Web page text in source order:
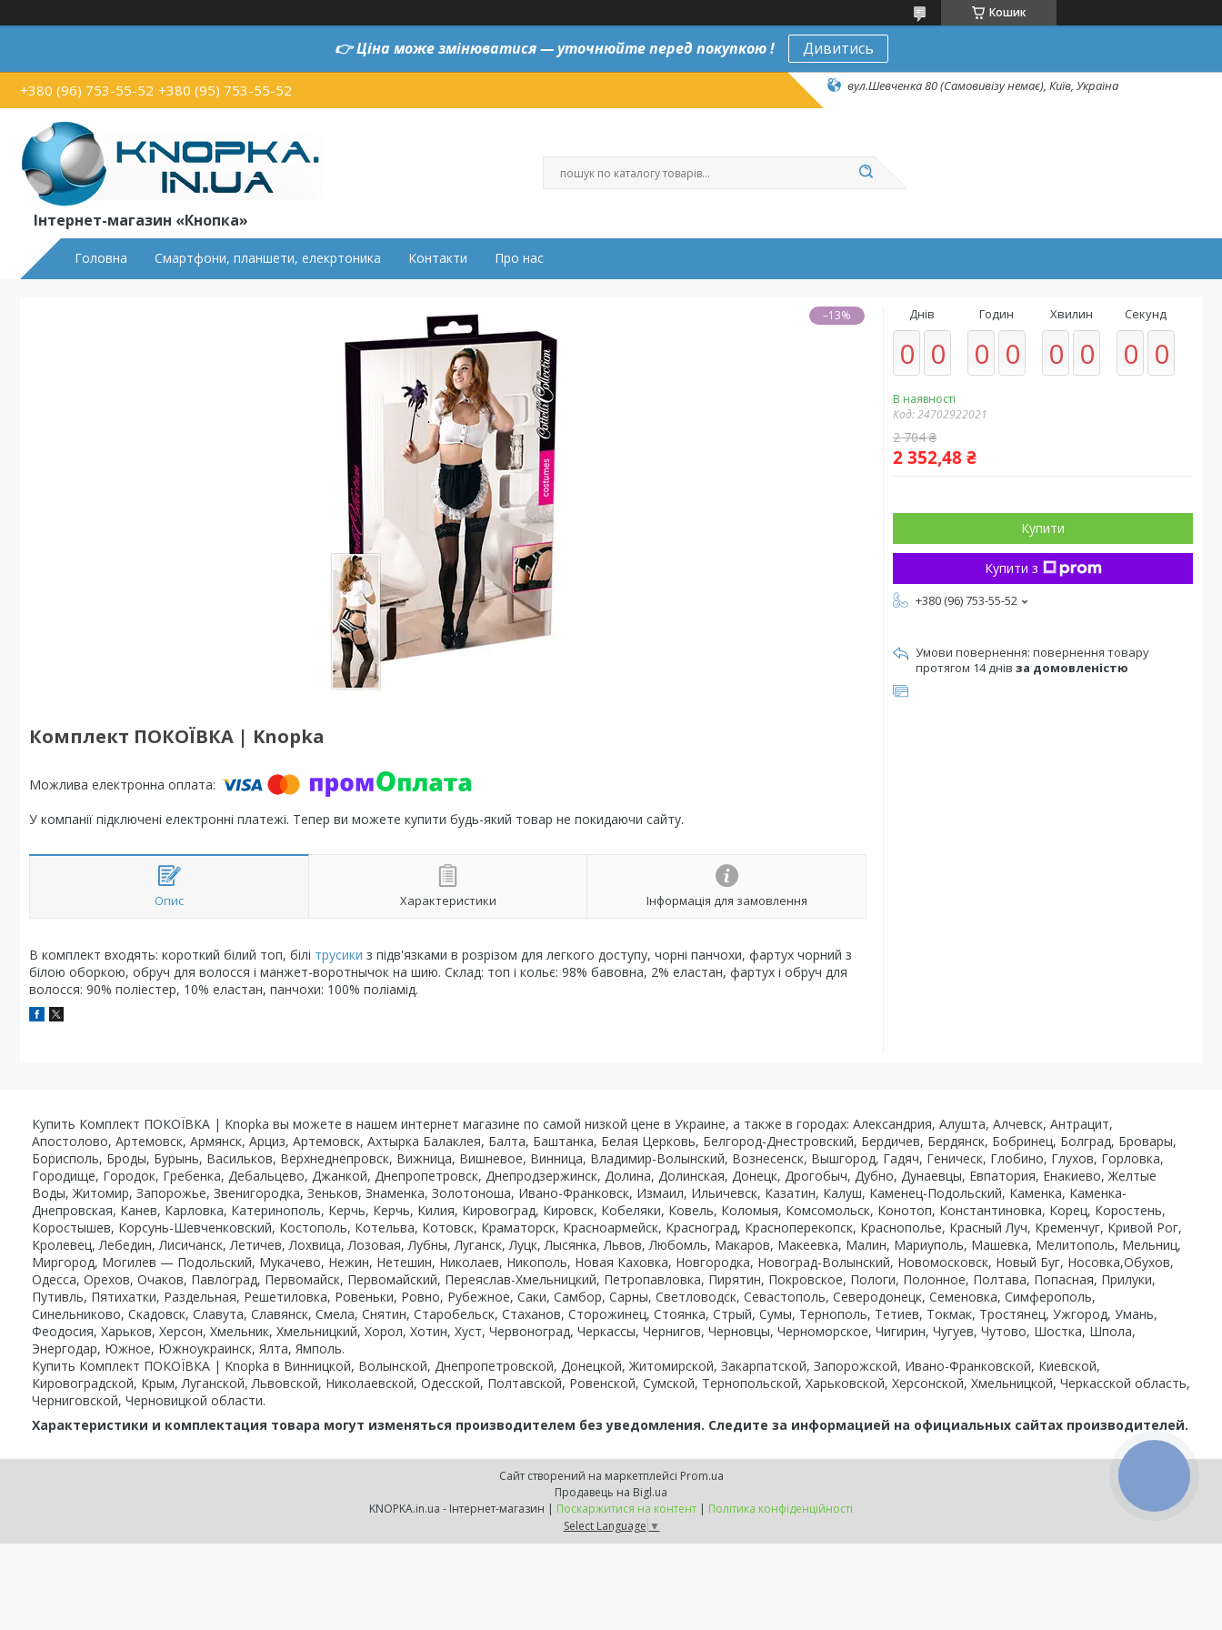
Кошик
👉Ціна може змінюватися — уточнюйте перед покупкою ! Дивитись
+380 (96) 753-55-52 +380 (95) 753-55-52 вул.Шевченка 80 (Самовивізу немає), Київ, Україна
Інтернет-магазин «Кнопка»
Головна Смартфони, планшети, елекртоника Контакти Про нас
–13%
Комплект ПОКОЇВКА | Knopka
У компанії підключені електронні платежі. Тепер ви можете купити будь-який товар не покидаючи сайту.
Опис Характеристики Інформація для замовлення
В комплект входять: короткий білий топ, білі трусики з підв'язками в розрізом для легкого доступу, чорні панчохи, фартух чорний з
білою оборкою, обруч для волосся і манжет-воротнычок на шию. Склад: топ і кольє: 98% бавовна, 2% еластан, фартух і обруч для
волосся: 90% поліестер, 10% еластан, панчохи: 100% поліамід.
Днів
0 0
Годин
0 0
Хвилин
0 0
Секунд
0 0
В наявності
Код:24702922021
2 704 ₴
2 352,48 ₴
Купити
Купити з
+380 (96) 753-55-52
повернення товару
протягом 14 днів за домовленістю
Купить Комплект ПОКОЇВКА | Knopka вы можете в нашем интернет магазине по самой низкой цене в Украине, а также в городах: Александрия, Алушта, Алчевск, Антрацит,
Апостолово, Артемовск, Армянск, Арциз, Артемовск, Ахтырка Балаклея, Балта, Баштанка, Белая Церковь, Белгород-Днестровский, Бердичев, Бердянск, Бобринец, Болград, Бровары,
Борисполь, Броды, Бурынь, Васильков, Верхнеднепровск, Вижница, Вишневое, Винница, Владимир-Волынский, Вознесенск, Вышгород, Гадяч, Геническ, Глобино, Глухов, Горловка,
Городище, Городок, Гребенка, Дебальцево, Джанкой, Днепропетровск, Днепродзержинск, Долина, Долинская, Донецк, Дрогобыч, Дубно, Дунаевцы, Евпатория, Енакиево, Желтые
Воды, Житомир, Запорожье, Звенигородка, Зеньков, Знаменка, Золотоноша, Ивано-Франковск, Измаил, Ильичевск, Казатин, Калуш, Каменец-Подольский, Каменка, Каменка-
Днепровская, Канев, Карловка, Катеринополь, Керчь, Керчь, Килия, Кировоград, Кировск, Кобеляки, Ковель, Коломыя, Комсомольск, Конотоп, Константиновка, Корец, Коростень,
Коростышев, Корсунь-Шевченковский, Костополь, Котельва, Котовск, Краматорск, Красноармейск, Красноград, Красноперекопск, Краснополье, Красный Луч, Кременчуг, Кривой Рог,
Кролевец, Лебедин, Лисичанск, Летичев, Лохвица, Лозовая, Лубны, Луганск, Луцк, Лысянка, Львов, Любомль, Макаров, Макеевка, Малин, Мариуполь, Машевка, Мелитополь, Мельниц,
Миргород, Могилев — Подольский, Мукачево, Нежин, Нетешин, Николаев, Никополь, Новая Каховка, Новгородка, Новоград-Волынский, Новомосковск, Новый Буг, Носовка,Обухов,
Одесса, Орехов, Очаков, Павлоград, Первомайск, Первомайский, Переяслав-Хмельницкий, Петропавловка, Пирятин, Покровское, Пологи, Полонное, Полтава, Попасная, Прилуки,
Путивль, Пятихатки, Раздельная, Решетиловка, Ровеньки, Ровно, Рубежное, Саки, Самбор, Сарны, Светловодск, Севастополь, Северодонецк, Семеновка, Симферополь,
Синельниково, Скадовск, Славута, Славянск, Смела, Снятин, Старобельск, Стаханов, Сторожинец, Стоянка, Стрый, Сумы, Тернополь, Тетиев, Токмак, Тростянец, Ужгород, Умань,
Феодосия, Харьков, Херсон, Хмельник, Хмельницкий, Хорол, Хотин, Хуст, Червоноград, Черкассы, Чернигов, Черновцы, Черноморское, Чигирин, Чугуев, Чутово, Шостка, Шпола,
Энергодар, Южное, Южноукраинск, Ялта, Ямполь.
Купить Комплект ПОКОЇВКА | Knopka в Винницкой, Волынской, Днепропетровской, Донецкой, Житомирской, Закарпатской, Запорожской, Ивано-Франковской, Киевской,
Кировоградской, Крым, Луганской, Львовской, Николаевской, Одесской, Полтавской, Ровенской, Сумской, Тернопольской, Харьковской, Херсонской, Хмельницкой, Черкасской область,
Черниговской, Черновицкой области.
Характеристики и комплектация товара могут изменяться производителем без уведомления. Следите за информацией на официальных сайтах производителей.
Сайт створений на маркетплейсі Prom.ua
Продавець на Bigl.ua
KNOPKA.in.ua - Інтернет-магазин | Поскаржитися на контент | Політика конфіденційності
Select Language ▼